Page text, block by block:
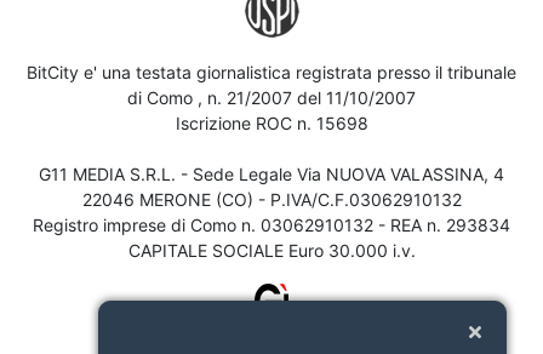
BitCity e' una testata giornalistica registrata presso il tribunale
di Como , n. 21/2007 del 11/10/2007
Iscrizione ROC n. 15698
G11 MEDIA S.R.L. - Sede Legale Via NUOVA VALASSINA, 4
22046 MERONE (CO) - P.IVA/C.F.03062910132
Registro imprese di Como n. 03062910132 - REA n. 293834
CAPITALE SOCIALE Euro 30.000 i.v.